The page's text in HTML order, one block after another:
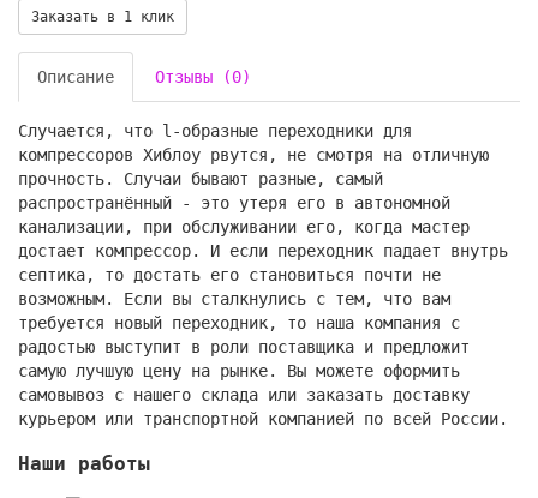
Заказать в 1 клик
Описание Отзывы (0)
Случается, что l-образные переходники для
компрессоров Хиблоу рвутся, не смотря на отличную
прочность. Случаи бывают разные, самый
распространённый - это утеря его в автономной
канализации, при обслуживании его, когда мастер
достает компрессор. И если переходник падает внутрь
септика, то достать его становиться почти не
возможным. Если вы сталкнулись с тем, что вам
требуется новый переходник, то наша компания с
радостью выступит в роли поставщика и предложит
самую лучшую цену на рынке. Вы можете оформить
самовывоз с нашего склада или заказать доставку
курьером или транспортной компанией по всей России.
Наши работы